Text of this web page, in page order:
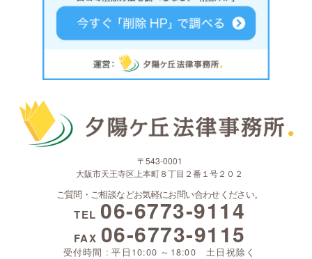
〒543-0001
大阪市天王寺区上本町８丁目２番１号２０２
ご質問・ご相談などお気軽にお問い合わせください。
TEL 06-6773-9114
FAX 06-6773-9115
受付時間 : 平日10:00 ～18:00 土日祝除く